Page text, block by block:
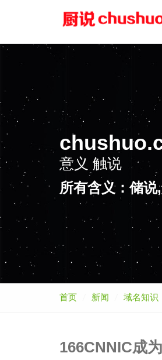
意义 触说
所有含义：储
首页 新闻 域名知识
166CNNIC成